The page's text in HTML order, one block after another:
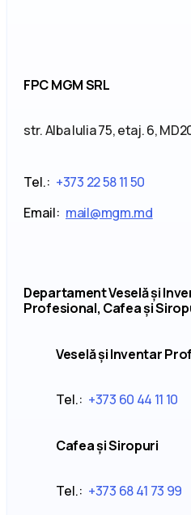
FPC MGM SRL
str. Alba Iulia 75, etaj. 6,
Tel.: +373 22 58 11 50
Email: mail@mgm.md
Departament Veselă și
Profesional, Cafea și
Veselă și Inventar
Tel.: +373 60 44 11 10
Cafea și Siropuri
Tel.: +373 68 41 73 99